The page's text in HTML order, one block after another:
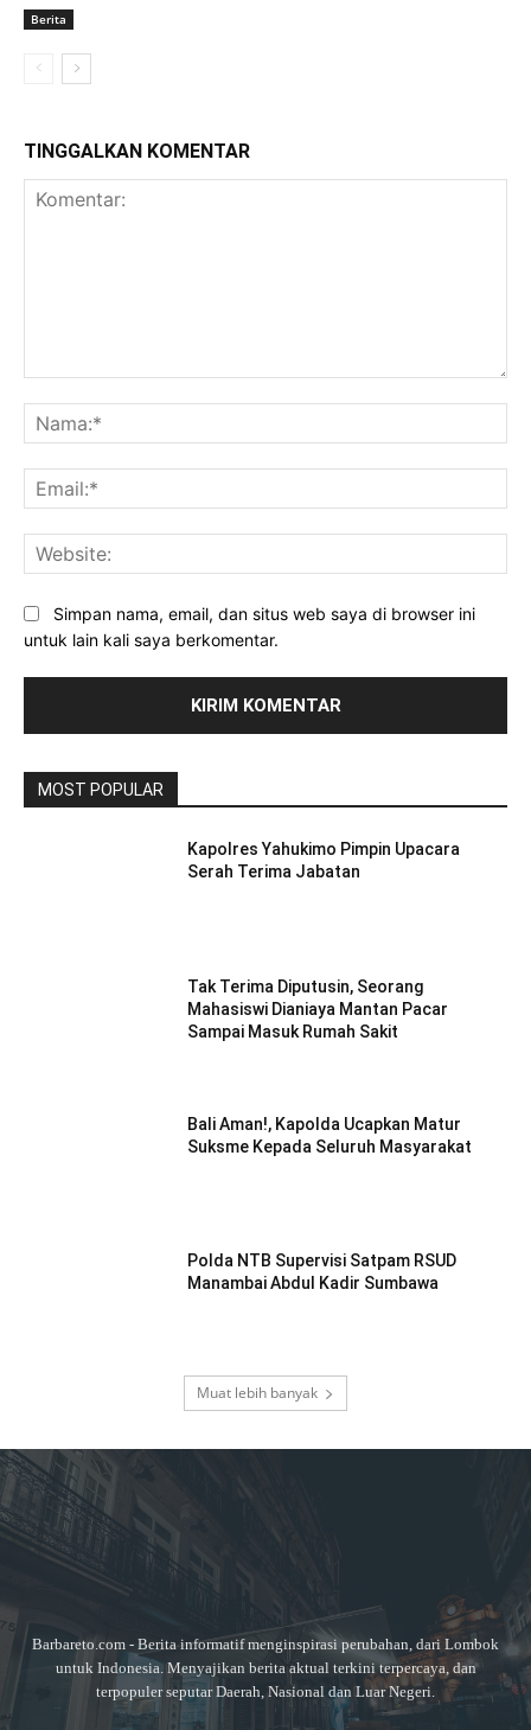
Berita
TINGGALKAN KOMENTAR
Simpan nama, email, dan situs web saya di browser ini
untuk lain kali saya berkomentar.
MOST POPULAR
Kapolres Yahukimo Pimpin Upacara
Serah Terima Jabatan
Tak Terima Diputusin, Seorang
Mahasiswi Dianiaya Mantan Pacar
Sampai Masuk Rumah Sakit
Bali Aman!, Kapolda Ucapkan Matur
Suksme Kepada Seluruh Masyarakat
Polda NTB Supervisi Satpam RSUD
Manambai Abdul Kadir Sumbawa
Muat lebih banyak
Barbareto.com - Berita informatif menginspirasi perubahan, dari Lombok
untuk Indonesia. Menyajikan berita aktual terkini terpercaya, dan
terpopuler seputar Daerah, Nasional dan Luar Negeri.